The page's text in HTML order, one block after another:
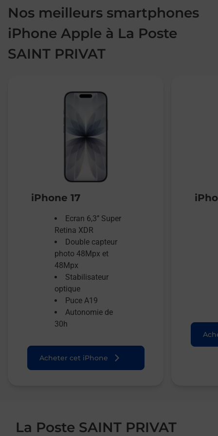
Nos meilleurs smartphones
iPhone Apple à La Poste
SAINT PRIVAT
iPhone 17
Ecran 6,3’’ Super
Retina XDR
Double capteur
photo 48Mpx et
48Mpx
Stabilisateur
optique
Puce A19
Autonomie de
30h
Acheter cet iPhone
La Poste SAINT PRIVAT